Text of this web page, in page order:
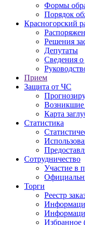
Формы
Порядок
Красногорский
Решения
Депутаты
Сведения о
Прием
Защита от ЧС
Возникшие
Карта
Статистика
Сотрудничество
Участие в
Торги
Реестр
Избранное